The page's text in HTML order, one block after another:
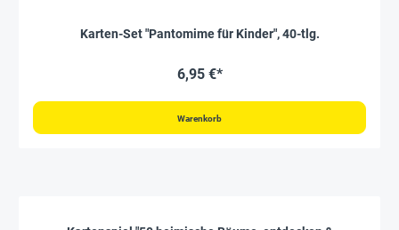
Karten-Set "Pantomime für Kinder", 40-tlg.
6,95 €*
Warenkorb